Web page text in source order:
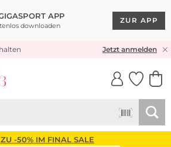
APP
downloaden
ZUR APP
VERSAND* & RÜCKVERSANDJetzt anmelden
-50% IM FINAL SALE